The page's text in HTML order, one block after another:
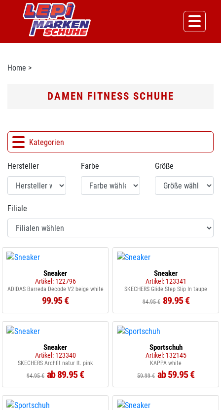
Home >
DAMEN FITNESS SCHUHE
Kategorien
Hersteller Farbe Größe
Filiale
Sneaker
Artikel: 122796
ADIDAS Barreda Decode V2 beige white
99.95 €
Sneaker
Artikel: 123341
SKECHERS Glide Step Slip In taupe
94.95 € 89.95 €
Sneaker
Artikel: 123340
SKECHERS Archfit natur lt. pink
94.95 € ab 89.95 €
Sportschuh
Artikel: 132145
KAPPA white
59.99 € ab 59.95 €